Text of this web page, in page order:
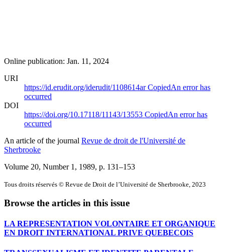
Online publication: Jan. 11, 2024
URI
https://id.erudit.org/iderudit/1108614arCopiedAn error has
occurred
DOI
https://doi.org/10.17118/11143/13553 CopiedAn error has
occurred
An article of the journal Revue de droit de l'Université de
Sherbrooke
Volume 20, Number 1, 1989, p. 131–153
Tous droits réservés © Revue de Droit de l’Université de Sherbrooke, 2023
Browse the articles in this issue
LA REPRESENTATION VOLONTAIRE ET ORGANIQUE
EN DROIT INTERNATIONAL PRIVE QUEBECOIS